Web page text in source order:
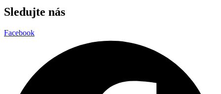
Sledujte nás
Facebook